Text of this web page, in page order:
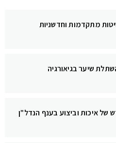
מתקדמות וחדשניות
של איכות וביצוע בענף הנדל"ן